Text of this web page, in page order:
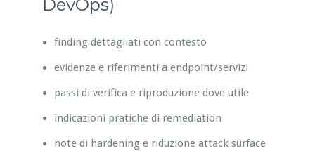
DevOps)
finding dettagliati con contesto
evidenze e riferimenti a endpoint/servizi
passi di verifica e riproduzione dove utile
indicazioni pratiche di remediation
note di hardening e riduzione attack surface